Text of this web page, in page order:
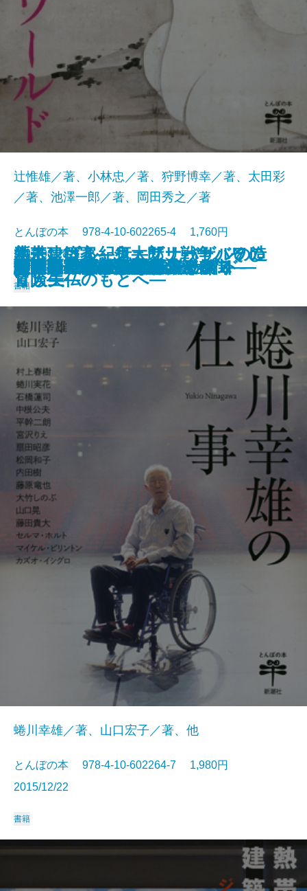
ブリューゲルの世界
新生オルセー美術館
台南―「日本」に出会える街―
正倉院宝物―181点鑑賞ガイド―
竹宮惠子カレイドスコープ
ゴヤ「戦争と平和」
意匠の天才 小村雪岱
スヌーピーのひみつ A to Z
新モンゴル紀行―ザナバザルの造
りし美仏のもとへ―
若冲ワンダフルワールド
辻惟雄／著、小林忠／著、狩野博幸／著、太田彩
／著、池澤一郎／著、岡田秀之／著
とんぼの本 978-4-10-602265-4 1,760円
2016/03/28
書籍
蜷川幸雄の仕事
蜷川幸雄／著、山口宏子／著、他
とんぼの本 978-4-10-602264-7 1,980円
2015/12/22
書籍
熱帯建築家―ジェフリー・バワの
冒険―
白洲家の晩ごはん
水木しげる―鬼太郎、戦争、そし
て人生―
イタリアの小さな工房めぐり
向田邦子 おしゃれの流儀
謎解き ヒエロニムス・ボス
スイスアルプス旅事典
あらもの図鑑
熱闘！ 日本美術史